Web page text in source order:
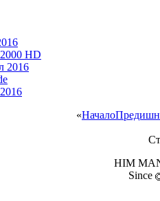
HD
2016
«Начало
HIM
Since